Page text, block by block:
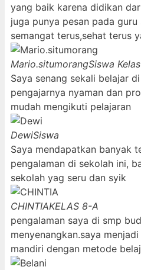
yang baik karena didikan
juga punya pesan pada guru
semangat terus,sehat terus
Mario.situmorangSiswa
Saya senang sekali belajar
pengajarnya nyaman dan
mudah mengikuti pelajaran
DewiSiswa
Saya mendapatkan banyak
pengalaman di sekolah ini,
sekolah yag seru dan syik
CHINTIAKELAS 8-A
pengalaman saya di smp
menyenangkan.saya
mandiri dengan metode